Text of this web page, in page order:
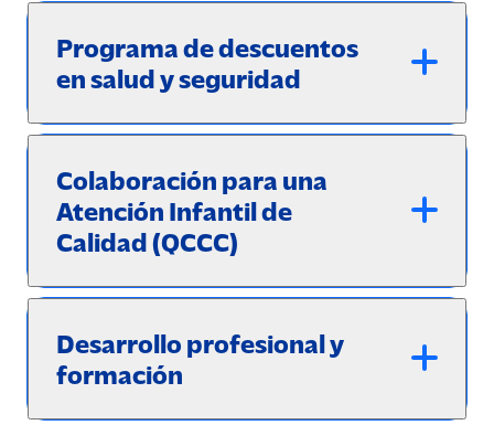
Programa de descuentos
en salud y seguridad
Colaboración para una
Atención Infantil de
Calidad (QCCC)
Desarrollo profesional y
formación